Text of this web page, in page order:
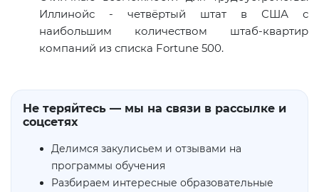
Иллинойс - четвёртый штат в США с
наибольшим количеством штаб-квартир
компаний из списка Fortune 500.
Не теряйтесь — мы на связи в рассылке и
соцсетях
Делимся закулисьем и отзывами на
программы обучения
Разбираем интересные образовательные